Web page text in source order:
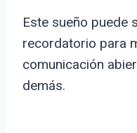
Este sueño puede
recordatorio para
comunicación
demás.